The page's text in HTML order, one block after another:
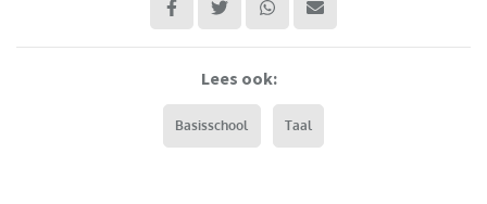
Lees ook:
Basisschool Taal